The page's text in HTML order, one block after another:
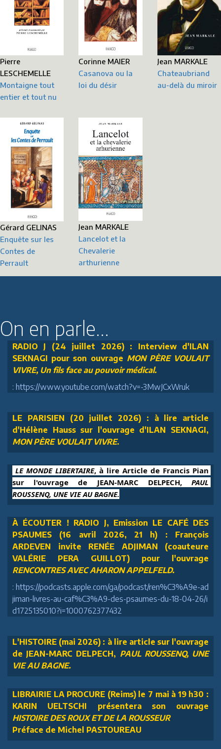
Pierre
LESCHEMELLE
Montaigne tout
entier et tout nu
Corinne MAIER
Casanova ou la
loi du désir
Jean MARKALE
Chateaubriand
au-delà du miroir
Gérard GELINAS
Enquête sur les
Contes de
Perrault
Jean MARKALE
Lancelot et la
Chevalerie
arthurienne
On en parle...
RADIO J (24 juillet 2026) : Interview d'ILAN
SEKNAGI pour son ouvrage MON PÈRE VOULAIT
VIVRE, Un fils face au pouvoir médical.
: https://www.youtube.com/watch?v=-3MwJCxWruk
LE PARISIEN (20 juillet 2026) : à lire article
d'Hélène Hauss sur l'ouvrage d'ILAN SEKNAGI,
MON PÈRE VOULAIT VIVRE.
LE MONDE LIBERTAIRE, à lire Article de Francis Pian
sur l'ouvrage de JEAN-MARC DELPECH, PAUL
ROUSSENQ, UNE VIE AU BAGNE.
À ÉCOUTER ! RADIO J, Emission LE CAFÉ DES
PSAUMES (16 avril 2026, 21 h) : François
ARDEVEN invite RENÉE ADJIMAN (coauteure
VALÉRIE PERA GUILLOT) pour l'ouvrage
RENCONTRES AVEC AHARON APPELFELD.
: https://podcasts.apple.com/ga/podcast/ren%C3%A9e-ad
jiman-livres-au-caf%C3%A9-des-psaumes-du-18-04-26/i
d1725135010?i=1000762377432
L'HISTOIRE (mai 2026) : à lire article sur l'ouvrage
de JEAN-MARC DELPECH, PAUL ROUSSENQ, UNE
VIE AU BAGNE.
LIBRAIRIE LA PROCURE (Reims) le 7 mai à 19 h30 :
KARIN UELTSCHI présentera son ouvrage
HISTOIRE DES ROUX ET DE LA ROUSSEUR
Préface de Michel PASTOUREAU